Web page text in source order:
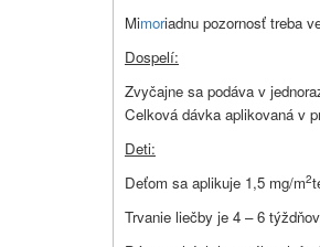
Mimoriadnu pozornosť treba
Dospelí:
Zvyčajne sa podáva v
Celková dávka aplikovaná v
Deti:
Deťom sa aplikuje 1,5 mg/m2
Trvanie liečby je 4 – 6